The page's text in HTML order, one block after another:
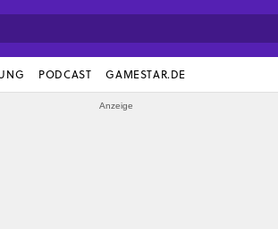
PODCAST GAMESTAR.DE